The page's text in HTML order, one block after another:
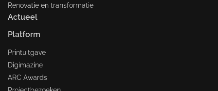
Renovatie en transformatie
Actueel
Platform
Printuitgave
Digimazine
ARC Awards